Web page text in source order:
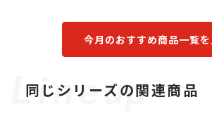
今月のおすすめ商品一覧
同じシリーズの関連商品